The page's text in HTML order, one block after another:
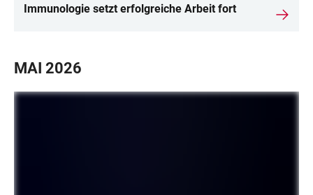
Immunologie setzt erfolgreiche Arbeit fort
MAI 2026